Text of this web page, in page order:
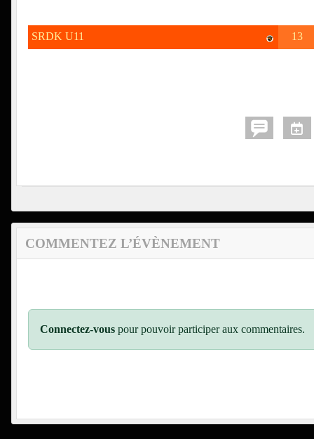
SRDK U11 13
COMMENTEZ L’ÉVÈNEMENT
Connectez-vous pour pouvoir participer aux commentaires.